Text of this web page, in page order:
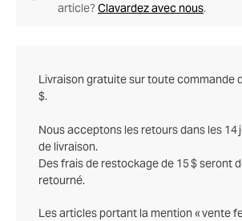
article?Clavardez avec nous.
Livraison gratuite sur toute commande
$.
Nous acceptons les retours dans les 14
de livraison.
Des frais de restockage de 15 $ seront
retourné.
Les articles portant la mention « vente